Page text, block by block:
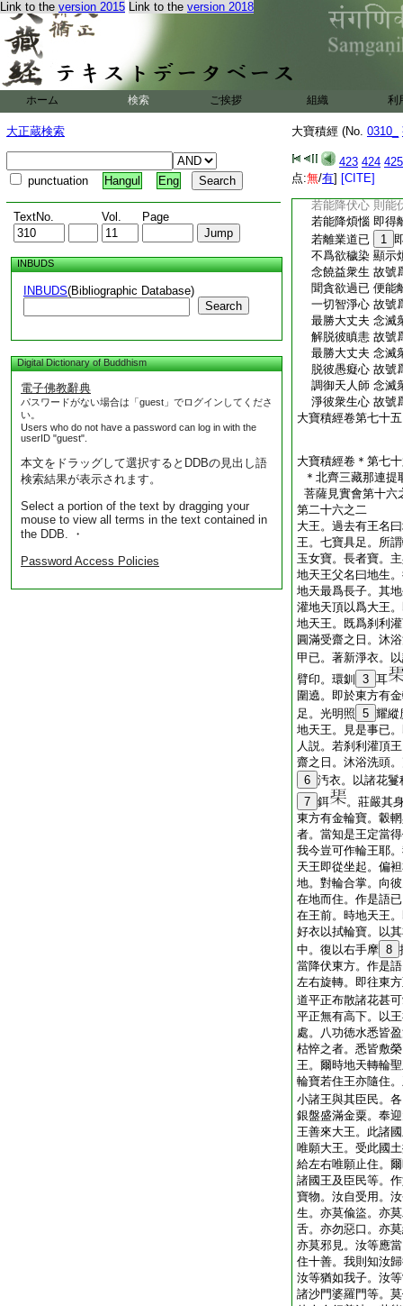
Link to the version 2015 Link to the version 2018
ホーム 検索 ご挨拶 組織 利
大正蔵検索
punctuation Hangul Eng
TextNo. Vol. Page
INBUDS
INBUDS(Bibliographic Database)
Search
Digital Dictionary of Buddhism
電子佛教辭典
パスワードがない場合は「guest」でログインしてくださ
い。
Users who do not have a password can log in with the
userID "guest".
本文をドラッグして選択するとDDBの見出し語
検索結果が表示されます。
Select a portion of the text by dragging your
mouse to view all terms in the text contained in
the DDB. ・
Password Access Policies
大寶積經 (No. 0310_
423 424 425
点:無/有] [CITE]
帝釋分坐共治天事
閻浮提遂便終沒。
如上衆事。汝於未
富自在。貪求無厭
惑之心。爾時無量
大王。是故當知諸
如是應當繋心正觀
説偈言
常樂法自在 數數
貪欲自在中 智心
離欲自在已 住法
若能降伏心 則能
若能降煩惱 即得
若離業道已
1
不爲欲穢染 顯示
念饒益衆生 故號
聞貪欲過已 便能
一切智淨心 故號
最勝大丈夫 念滅
解脱彼瞋恚 故號
最勝大丈夫 念滅
脱彼愚癡心 故號
調御天人師 念滅
淨彼衆生心 故號
大寶積經卷第七十五
大寶積經卷＊第七
＊北齊三藏那連提
菩薩見實會第十六
第二十六之二
大王。過去有王名
王。七寶具足。所
玉女寶。長者寶。
地天王父名曰地生
地天最爲長子。其
灌地天頂以爲大王
地天王。既爲刹利
圓滿受齋之日。沐
甲已。著新淨衣。
臂印。環釧 3 耳
圍遶。即於東方有
足。光明照 5 耀縱
地天王。見是事已
人説。若刹利灌頂
齋之日。沐浴洗頭
6 汚衣。以諸花
7 鉺
。莊嚴其
東方有金輪寶。轂
者。當知是王定當
我今豈可作輪王耶
天王即從坐起。偏
地。對輪合掌。向
在地而住。作是語
在王前。時地天王
好衣以拭輪寶。以
中。復以右手摩 8
當降伏東方。作是
左右旋轉。即往東
道平正布散諸花甚
平正無有高下。以
處。八功徳水悉皆
枯悴之者。悉皆敷
王。爾時地天轉輪
輪寶若住王亦隨住
小諸王與其臣民。
銀盤盛滿金粟。奉
王善來大王。此諸
唯願大王。受此國
給左右唯願止住。
諸國王及臣民等。
寶物。汝自受用。
生。亦莫偸盜。亦
舌。亦勿惡口。亦
亦莫邪見。汝等應
住十善。我則知汝
汝等猶如我子。汝
諸沙門婆羅門等。